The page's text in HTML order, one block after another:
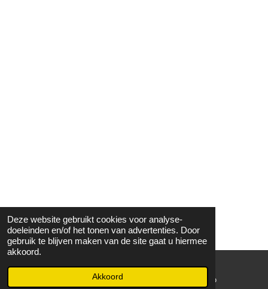
Deze website gebruikt cookies voor analyse-
doeleinden en/of het tonen van advertenties. Door
gebruik te blijven maken van de site gaat u hiermee
akkoord.
Akkoord WhatsApp